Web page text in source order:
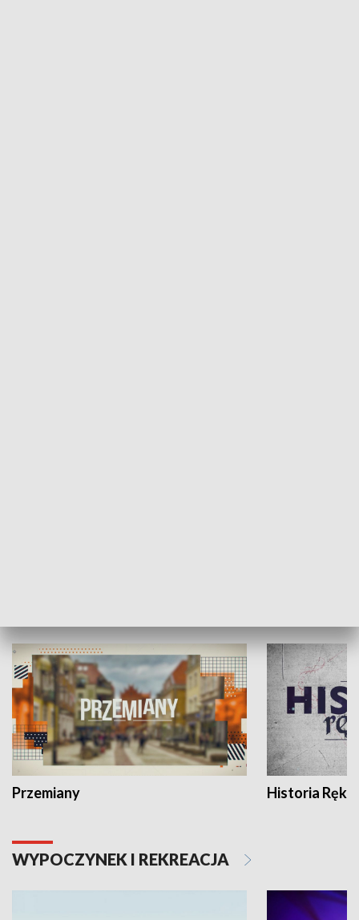
Przemiany Historia Ręką
WYPOCZYNEK I REKREACJA